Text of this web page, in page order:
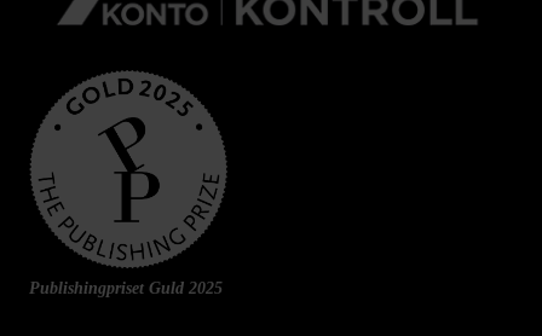
Publishingpriset Guld 2025